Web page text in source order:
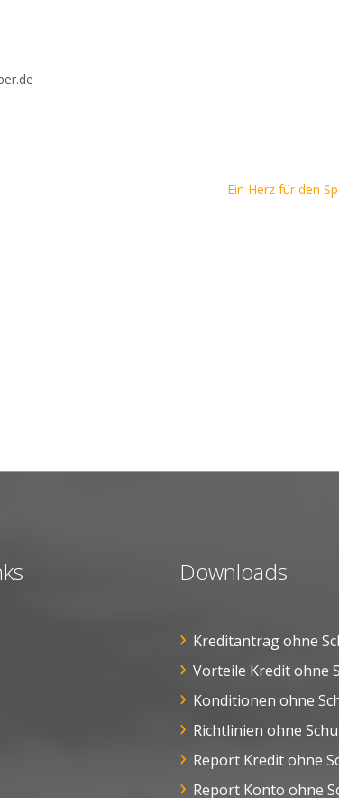
Ein Herz für den
Downloads
Kreditantrag ohne
Vorteile Kredit ohne
Konditionen ohne
Richtlinien ohne
Report Kredit ohne
Report Konto ohne